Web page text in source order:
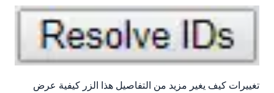
تغييرات كيف يغير مزيد من التفاصيل هذا الزر كيفية عرض